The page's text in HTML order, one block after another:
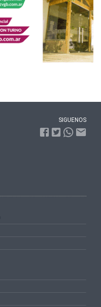
SIGUENOS